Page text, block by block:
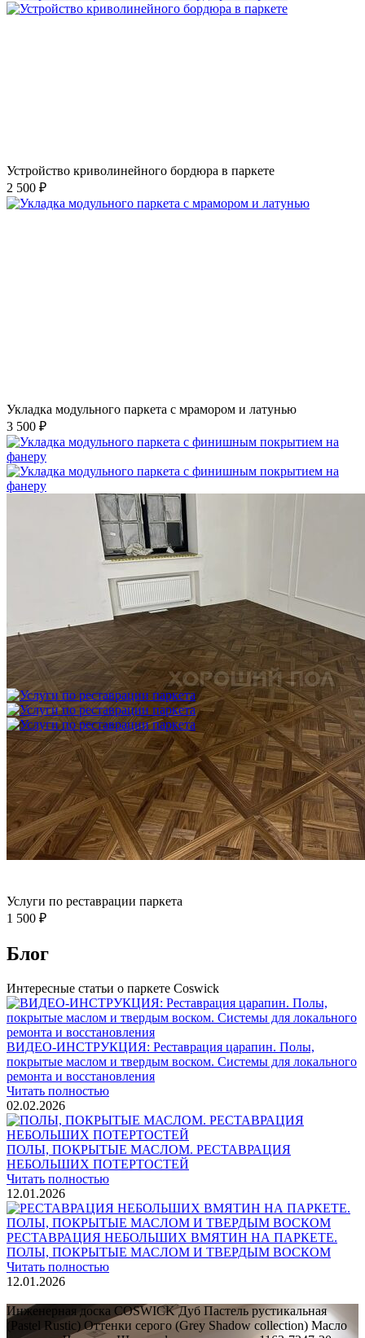
Устройство криволинейного бордюра в паркете
2 500 ₽
Укладка модульного паркета с мрамором и латунью
3 500 ₽
Укладка модульного паркета с финишным покрытием на
фанеру
3 600 ₽
Услуги по реставрации паркета
1 500 ₽
Блог
Интересные статьи о паркете Coswick
ВИДЕО-ИНСТРУКЦИЯ: Реставрация царапин. Полы,
покрытые маслом и твердым воском. Системы для локального
ремонта и восстановления
Читать полностью
02.02.2026
ПОЛЫ, ПОКРЫТЫЕ МАСЛОМ. РЕСТАВРАЦИЯ
НЕБОЛЬШИХ ПОТЕРТОСТЕЙ
Читать полностью
12.01.2026
РЕСТАВРАЦИЯ НЕБОЛЬШИХ ВМЯТИН НА ПАРКЕТЕ.
ПОЛЫ, ПОКРЫТЫЕ МАСЛОМ И ТВЕРДЫМ ВОСКОМ
Читать полностью
12.01.2026
Инженерная доска COSWICK Дуб Пастель рустикальная
(Pastel Rustic) Оттенки серого (Grеy Shadow collection) Масло